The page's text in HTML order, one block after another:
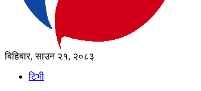
बिहिबार, साउन २१, २०८३
टिभी